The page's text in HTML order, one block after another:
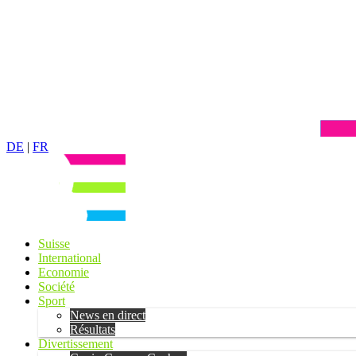
DE | FR
Suisse
International
Economie
Société
Sport
News en direct
Résultats
Divertissement